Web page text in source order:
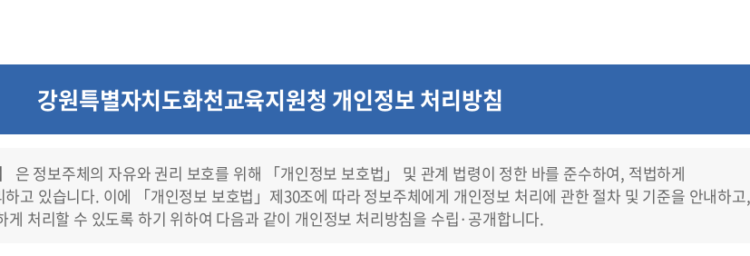
강원특별자치도화천교육지원청 개인정보 처리방침
은 정보주체의 자유와 권리 보호를 위해 「개인정보 보호법」 및 관계 법령이 정한 바를 준수하여, 적법하게
고 있습니다. 이에 「개인정보 보호법」제30조에 따라 정보주체에게 개인정보 처리에 관한 절차 및 기준을 안내하고,
게 처리할 수 있도록 하기 위하여 다음과 같이 개인정보 처리방침을 수립·공개합니다.